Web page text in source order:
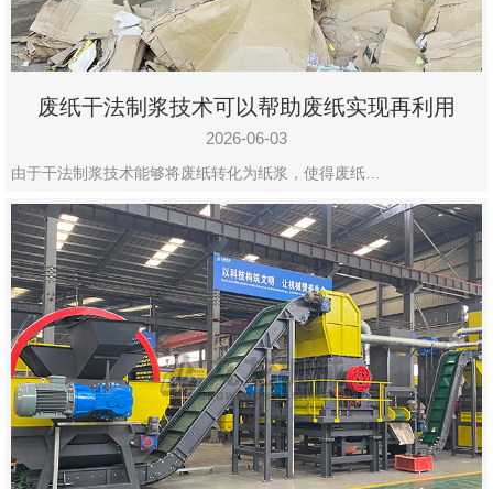
废纸干法制浆技术可以帮助废纸实现再利用
2026-06-03
由于干法制浆技术能够将废纸转化为纸浆，使得废纸…